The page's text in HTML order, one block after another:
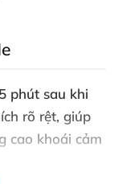
phút sau khi
rõ rệt, giúp
cao khoái cảm